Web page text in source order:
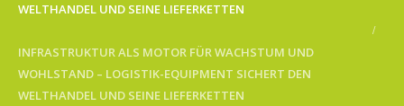
WELTHANDEL UND SEINE LIEFERKETTEN
INFRASTRUKTUR ALS MOTOR FÜR WACHSTUM UND
WOHLSTAND – LOGISTIK-EQUIPMENT SICHERT DEN
WELTHANDEL UND SEINE LIEFERKETTEN